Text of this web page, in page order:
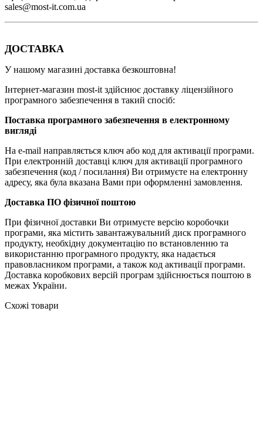
sales@most-it.com.ua
ДОСТАВКА
У нашому магазині доставка безкоштовна!
Інтернет-магазин most-it здійснює доставку ліцензійного
програмного забезпечення в такий спосіб:
Поставка програмного забезпечення в електронному
вигляді
На e-mail направляється ключ або код для активації програми.
При електронній доставці ключ для активації програмного
забезпечення (код / ​​посилання) Ви отримуєте на електронну
адресу, яка була вказана Вами при оформленні замовлення.
Доставка ПО фізичної поштою
При фізичної доставки Ви отримуєте версію коробочки
програми, яка містить завантажувальний диск програмного
продукту, необхідну документацію по встановленню та
використанню програмного продукту, яка надається
правовласником програми, а також код активації програми.
Доставка коробкових версій програм здійснюється поштою в
межах України.
Схожі товари